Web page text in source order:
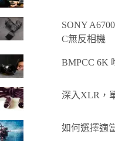
SONY
C無反相機
BMPCC 6K
深入XLR，
如何選擇適